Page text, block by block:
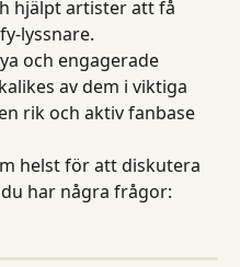
hjälpt artister att få
lyssnare.
och engagerade
av dem i viktiga
rik och aktiv fanbase
helst för att diskutera
har några frågor: